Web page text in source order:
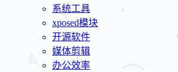
系统工具
xposed模块
开源软件
媒体剪辑
办公效率